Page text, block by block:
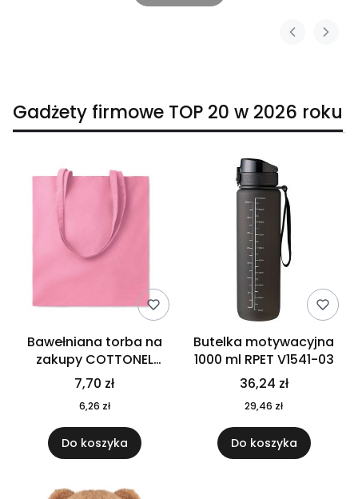
Gadżety firmowe TOP 20 w 2026 roku
Bawełniana torba na
zakupy COTTONEL
COLOUR++ MO9846-11
7,70 zł
6,26 zł
Do koszyka
Butelka motywacyjna
1000 ml RPET V1541-03
36,24 zł
29,46 zł
Do koszyka